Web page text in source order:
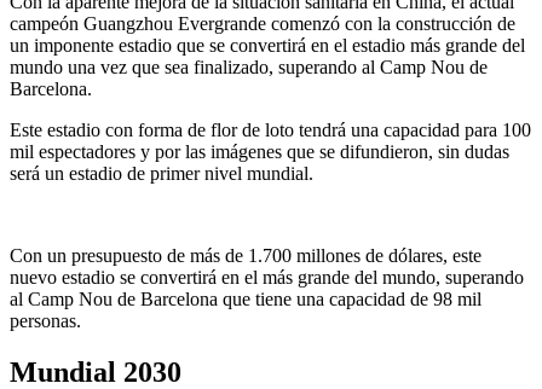
campeón Guangzhou Evergrande comenzó con la construcción de
un imponente estadio que se convertirá en el estadio más grande del
mundo una vez que sea finalizado, superando al Camp Nou de
Barcelona.
Este estadio con forma de flor de loto tendrá una capacidad para 100
mil espectadores y por las imágenes que se difundieron, sin dudas
será un estadio de primer nivel mundial.
Con un presupuesto de más de 1.700 millones de dólares, este
nuevo estadio se convertirá en el más grande del mundo, superando
al Camp Nou de Barcelona que tiene una capacidad de 98 mil
personas.
Mundial 2030